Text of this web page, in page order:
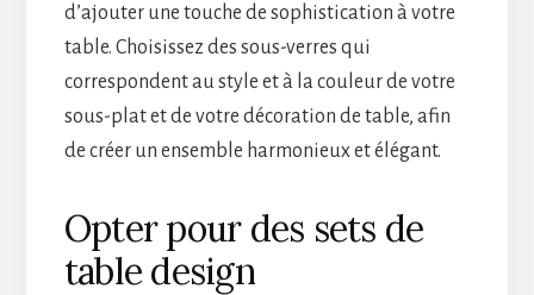
d’ajouter une touche de sophistication à votre
table. Choisissez des sous-verres qui
correspondent au style et à la couleur de votre
sous-plat et de votre décoration de table, afin
de créer un ensemble harmonieux et élégant.
Opter pour des sets de
table design